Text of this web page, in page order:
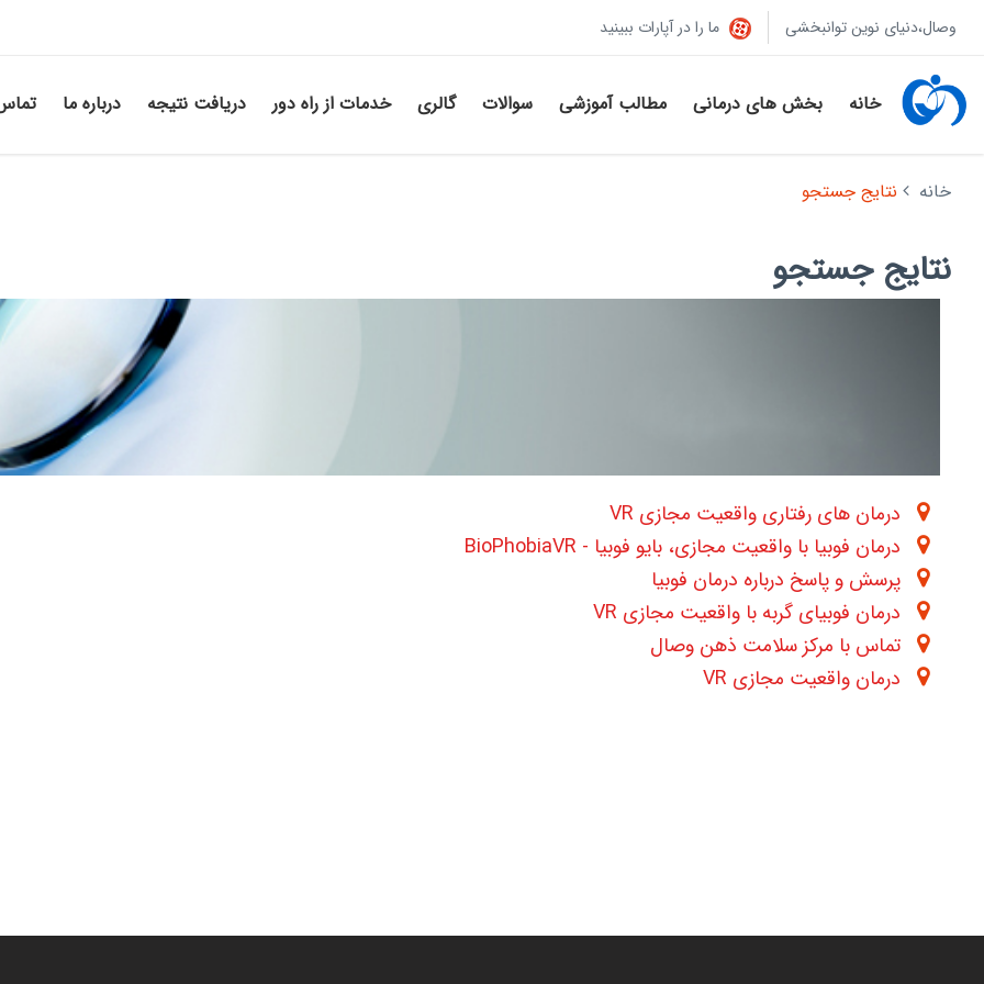
وصال،دنیای نوین توانبخشی ما را در آپارات ببینید
خانه بخش های درمانی مطالب آموزشی سوالات گالری خدمات از راه دور دریافت نتیجه درباره ما
خانه نتایج جستجو
نتایج جستجو
درمان های رفتاری واقعیت مجازی VR
درمان فوبیا با واقعیت مجازی، بایو فوبیا - BioPhobiaVR
پرسش و پاسخ درباره درمان فوبیا
درمان فوبیای گربه با واقعیت مجازی VR
تماس با مرکز سلامت ذهن وصال
درمان واقعیت مجازی VR